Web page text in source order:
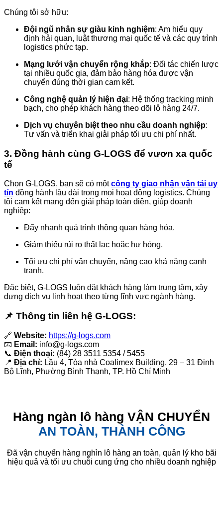
Chúng tôi sở hữu:
Đội ngũ nhân sự giàu kinh nghiệm: Am hiểu quy
định hải quan, luật thương mại quốc tế và các quy trình
logistics phức tạp.
Mạng lưới vận chuyển rộng khắp: Đối tác chiến lược
tại nhiều quốc gia, đảm bảo hàng hóa được vận
chuyển đúng thời gian cam kết.
Công nghệ quản lý hiện đại: Hệ thống tracking minh
bạch, cho phép khách hàng theo dõi lô hàng 24/7.
Dịch vụ chuyên biệt theo nhu cầu doanh nghiệp:
Tư vấn và triển khai giải pháp tối ưu chi phí nhất.
3. Đồng hành cùng G-LOGS để vươn xa quốc
tế
Chọn G-LOGS, bạn sẽ có mộtcông ty giao nhận vận tải uy
tín đồng hành lâu dài trong mọi hoạt động logistics. Chúng
tôi cam kết mang đến giải pháp toàn diện, giúp doanh
nghiệp:
Đẩy nhanh quá trình thông quan hàng hóa.
Giảm thiểu rủi ro thất lạc hoặc hư hỏng.
Tối ưu chi phí vận chuyển, nâng cao khả năng cạnh
tranh.
Đặc biệt, G-LOGS luôn đặt khách hàng làm trung tâm, xây
dựng dịch vụ linh hoạt theo từng lĩnh vực ngành hàng.
📌 Thông tin liên hệ G-LOGS:
🔗 Website: https://g-logs.com
📧 Email: info@g-logs.com
📞 Điện thoại: (84) 28 3511 5354 / 5455
📍 Địa chỉ: Lầu 4, Tòa nhà Coalimex Building, 29 – 31 Đinh
Bộ Lĩnh, Phường Bình Thạnh, TP. Hồ Chí Minh
Hàng ngàn lô hàng VẬN CHUYỂN
AN TOÀN, THÀNH CÔNG
Đã vận chuyển hàng nghìn lô hàng an toàn, quản lý kho bãi
hiệu quả và tối ưu chuỗi cung ứng cho nhiều doanh nghiệp